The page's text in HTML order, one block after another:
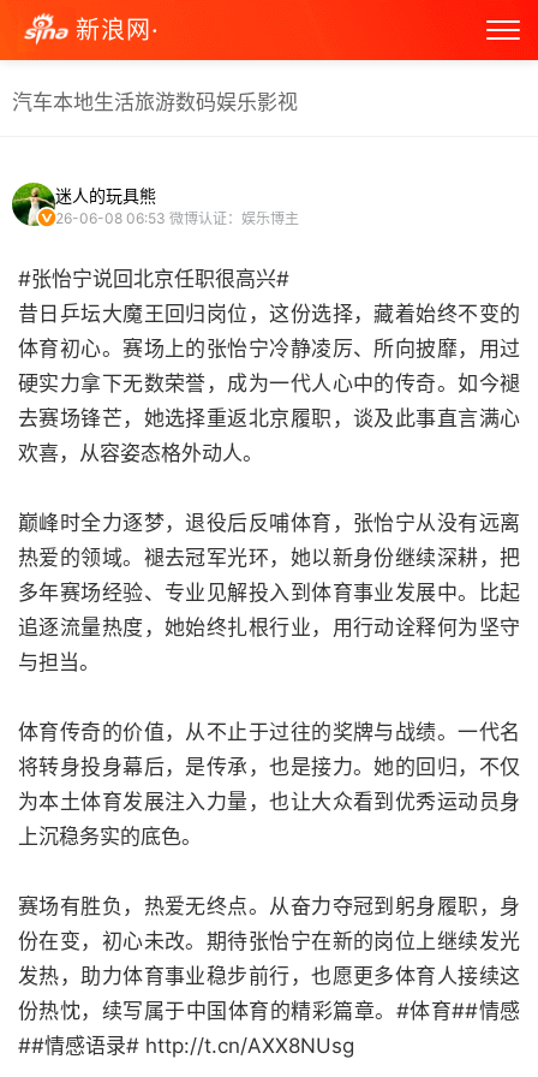
新浪网·
汽车本地生活旅游数码娱乐影视
迷人的玩具熊
26-06-08 06:53 微博认证：娱乐博主
#张怡宁说回北京任职很高兴#
昔日乒坛大魔王回归岗位，这份选择，藏着始终不变的
体育初心。赛场上的张怡宁冷静凌厉、所向披靡，用过
硬实力拿下无数荣誉，成为一代人心中的传奇。如今褪
去赛场锋芒，她选择重返北京履职，谈及此事直言满心
欢喜，从容姿态格外动人。
巅峰时全力逐梦，退役后反哺体育，张怡宁从没有远离
热爱的领域。褪去冠军光环，她以新身份继续深耕，把
多年赛场经验、专业见解投入到体育事业发展中。比起
追逐流量热度，她始终扎根行业，用行动诠释何为坚守
与担当。
体育传奇的价值，从不止于过往的奖牌与战绩。一代名
将转身投身幕后，是传承，也是接力。她的回归，不仅
为本土体育发展注入力量，也让大众看到优秀运动员身
上沉稳务实的底色。
赛场有胜负，热爱无终点。从奋力夺冠到躬身履职，身
份在变，初心未改。期待张怡宁在新的岗位上继续发光
发热，助力体育事业稳步前行，也愿更多体育人接续这
份热忱，续写属于中国体育的精彩篇章。#体育##情感
##情感语录# http://t.cn/AXX8NUsg